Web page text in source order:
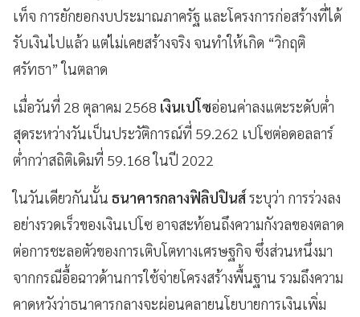
เท็จ การยักยอกงบประมาณภาครัฐ และโครงการก่อสร้างที่ได้
รับเงินไปแล้ว แต่ไม่เคยสร้างจริง จนทำให้เกิด “วิกฤติ
ศรัทธา” ในตลาด
เมื่อวันที่ 28 ตุลาคม 2568 เงินเปโซอ่อนค่าลงแตะระดับต่ำ
สุดระหว่างวันเป็นประวัติการณ์ที่ 59.262 เปโซต่อดอลลาร์
ต่ำกว่าสถิติเดิมที่ 59.168 ในปี 2022
ในวันเดียวกันนั้น ธนาคารกลางฟิลิปปินส์ระบุว่า การร่วงลง
อย่างรวดเร็วของเงินเปโซ อาจสะท้อนถึงความกังวลของตลาด
ต่อการชะลอตัวของการเติบโตทางเศรษฐกิจ ซึ่งส่วนหนึ่งมา
จากกรณีอื้อฉาวด้านการใช้จ่ายโครงสร้างพื้นฐาน รวมถึงความ
คาดหวังว่าธนาคารกลางจะผ่อนคลายนโยบายการเงินเพิ่ม